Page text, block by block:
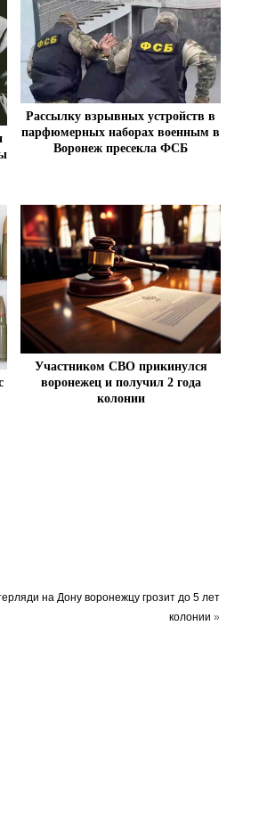
Рассылку взрывных устройств в
парфюмерных наборах военным в
Воронеж пресекла ФСБ
Участником СВО прикинулся
воронежец и получил 2 года
колонии
на Дону воронежцу грозит до 5 лет
колонии »